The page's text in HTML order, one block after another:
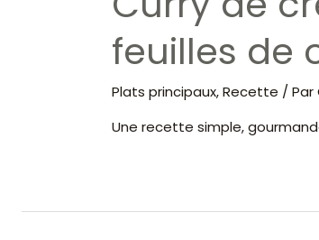
feuilles de
Plats principaux,Recette / Par
Une recette simple,